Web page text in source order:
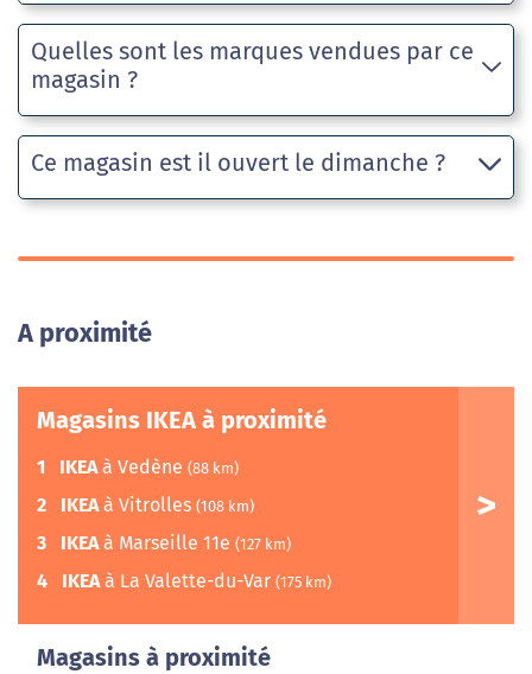
Quelles sont les marques vendues par ce
magasin ?
Ce magasin est il ouvert le dimanche ?
A proximité
Magasins IKEA à proximité
1 IKEAà Vedène (88 km)
2 IKEAà Vitrolles (108 km)
3 IKEAà Marseille 11e (127 km)
4 IKEAà La Valette-du-Var (175 km)
Magasins à proximité